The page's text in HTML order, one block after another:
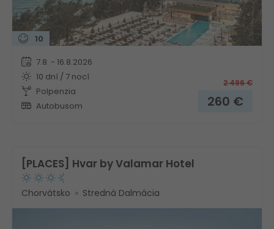
10
7.8. - 16.8.2026
10 dní / 7 nocí
Polpenzia
Autobusom
2 496€
260 €
[PLACES] Hvar by Valamar Hotel
Chorvátsko Stredná Dalmácia